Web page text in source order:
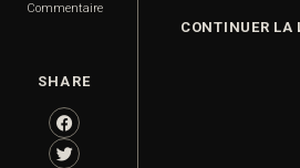
Commentaire
SHARE
CONTINUER LA